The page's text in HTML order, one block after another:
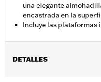
una elegante
encastrada en la
Incluye las plataformas
DETALLES